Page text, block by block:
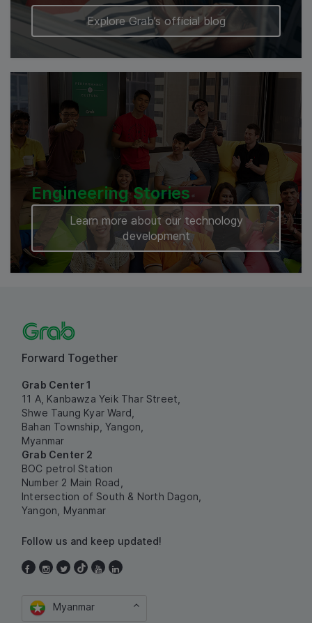
Explore Grab’s official blog
Engineering Stories
Learn more about our technology
development
Forward Together
Grab Center 1
11 A, Kanbawza Yeik Thar Street,
Shwe Taung Kyar Ward,
Bahan Township, Yangon,
Myanmar
Grab Center 2
BOC petrol Station
Number 2 Main Road,
Intersection of South & North Dagon,
Yangon, Myanmar
Follow us and keep updated!
Myanmar